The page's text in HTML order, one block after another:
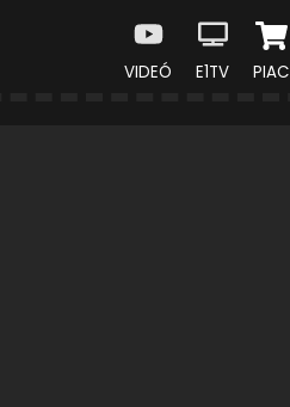
VIDEÓ E1TV PIAC